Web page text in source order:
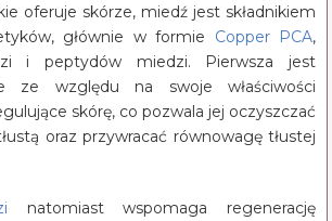
oferuje skórze, miedź jest składnikiem
głównie w formie Copper PCA,
i peptydów miedzi. Pierwsza jest
ze względu na swoje właściwości
skórę, co pozwala jej oczyszczać
oraz przywracać równowagę tłustej
natomiast wspomaga regenerację